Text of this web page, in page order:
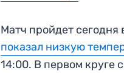
Матч пройдет
показал низкую
14:00. В первом круге